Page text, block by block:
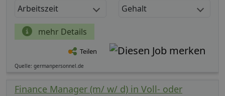
Arbeitszeit Gehalt
mehr Details
Teilen
Quelle: germanpersonnel.de
Finance Manager (m/ w/ d) in Voll- oder